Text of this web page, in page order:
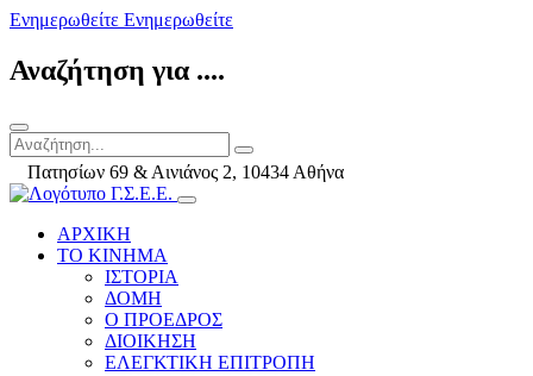
Ενημερωθείτε Ενημερωθείτε
Αναζήτηση για ....
Πατησίων 69 & Αινιάνος 2, 10434 Αθήνα
ΑΡΧΙΚΗ
ΤΟ ΚΙΝΗΜΑ
ΙΣΤΟΡΙΑ
ΔΟΜΗ
Ο ΠΡΟΕΔΡΟΣ
ΔΙΟΙΚΗΣΗ
ΕΛΕΓΚΤΙΚΗ ΕΠΙΤΡΟΠΗ